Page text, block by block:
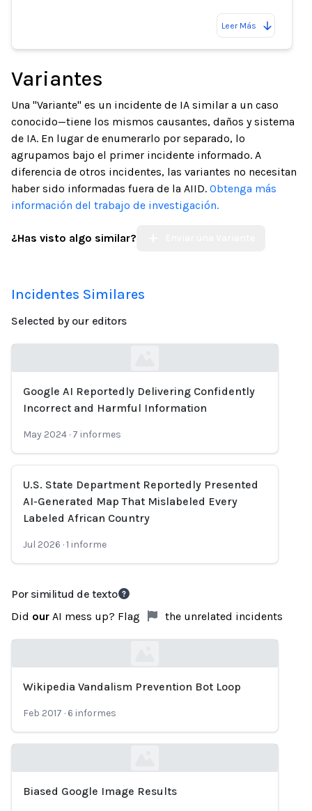
Leer Más
Variantes
Una "Variante" es un incidente de IA similar a un caso
conocido—tiene los mismos causantes, daños y sistema
de IA. En lugar de enumerarlo por separado, lo
agrupamos bajo el primer incidente informado. A
diferencia de otros incidentes, las variantes no necesitan
haber sido informadas fuera de la AIID. Obtenga más
información del trabajo de investigación.
¿Has visto algo similar?
Incidentes Similares
Selected by our editors
Loading...
Google AI Reportedly Delivering Confidently
Incorrect and Harmful Information
May 2024 · 7 informes
U.S. State Department Reportedly Presented
AI-Generated Map That Mislabeled Every
Labeled African Country
Jul 2026 ·1 informe
Por similitud de texto
Did our AI mess up? Flag the unrelated incidents
Loading...
Wikipedia Vandalism Prevention Bot Loop
Feb 2017 · 6 informes
Biased Google Image Results